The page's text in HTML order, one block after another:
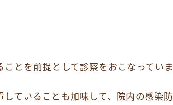
とを前提として診察をおこなっていま
ていることも加味して、院内の感染防